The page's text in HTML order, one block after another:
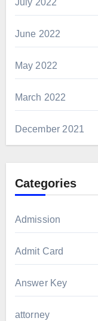
July 2022
June 2022
May 2022
March 2022
December 2021
Categories
Admission
Admit Card
Answer Key
attorney